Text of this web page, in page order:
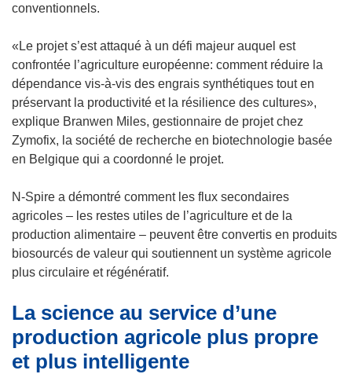
n
s
u
n
e
n
v
e
l
l
e
ê
a
n
s
u
n
e
u
v
e
l
f
n
conventionnels.
«Le projet s’est attaqué à un défi majeur auquel est
confrontée l’agriculture européenne: comment réduire la
dépendance vis-à-vis des engrais synthétiques tout en
préservant la productivité et la résilience des cultures»,
explique Branwen Miles, gestionnaire de projet chez
Zymofix, la société de recherche en biotechnologie basée
en Belgique qui a coordonné le projet.
N-Spire a démontré comment les flux secondaires
agricoles – les restes utiles de l’agriculture et de la
production alimentaire – peuvent être convertis en produits
biosourcés de valeur qui soutiennent un système agricole
plus circulaire et régénératif.
La science au service d’une
production agricole plus propre
et plus intelligente